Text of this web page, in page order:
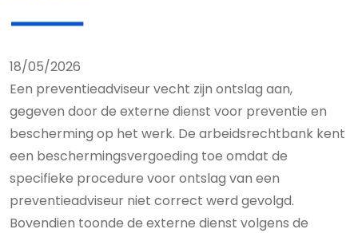
18/05/2026
Een preventieadviseur vecht zijn ontslag aan,
gegeven door de externe dienst voor preventie en
bescherming op het werk. De arbeidsrechtbank kent
een beschermingsvergoeding toe omdat de
specifieke procedure voor ontslag van een
preventieadviseur niet correct werd gevolgd.
Bovendien toonde de externe dienst volgens de